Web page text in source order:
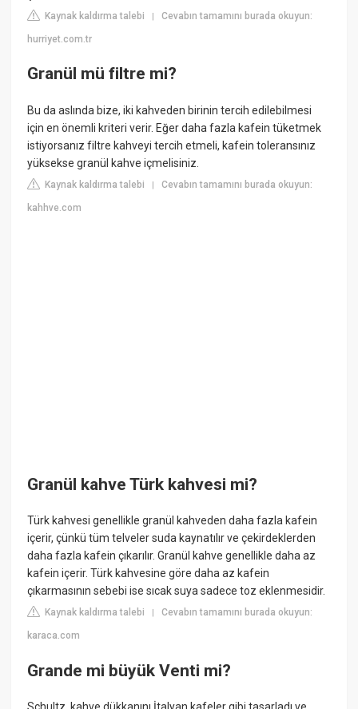
Kaynak kaldırma talebi |Cevabın tamamını burada okuyun:
hurriyet.com.tr
Granül mü filtre mi?
Bu da aslında bize, iki kahveden birinin tercih edilebilmesi
için en önemli kriteri verir. Eğer daha fazla kafein tüketmek
istiyorsanız filtre kahveyi tercih etmeli, kafein toleransınız
yüksekse granül kahve içmelisiniz.
Kaynak kaldırma talebi |Cevabın tamamını burada okuyun:
kahhve.com
Granül kahve Türk kahvesi mi?
Türk kahvesi genellikle granül kahveden daha fazla kafein
içerir, çünkü tüm telveler suda kaynatılır ve çekirdeklerden
daha fazla kafein çıkarılır. Granül kahve genellikle daha az
kafein içerir. Türk kahvesine göre daha az kafein
çıkarmasının sebebi ise sıcak suya sadece toz eklenmesidir.
Kaynak kaldırma talebi |Cevabın tamamını burada okuyun:
karaca.com
Grande mi büyük Venti mi?